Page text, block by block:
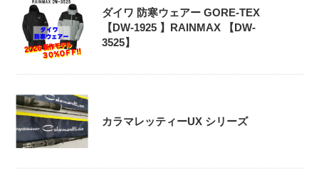
ダイワ 防寒ウェアー GORE-TEX
【DW-1925 】RAINMAX 【DW-
3525】
カラマレッティーUX シリーズ